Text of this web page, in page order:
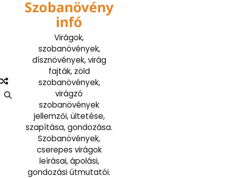
Szobanövény
infó
Virágok,
szobanövények,
dísznövények, virág
fajták, zöld
szobanövények,
virágzó
szobanövények
jellemzői, ültetése,
szapítása, gondozása.
Szobanövények,
cserepes virágok
leírásai, ápolási,
gondozási útmutatói.